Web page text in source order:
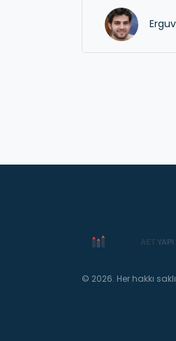
kaçırmayın.
© 2026. Her hakkı